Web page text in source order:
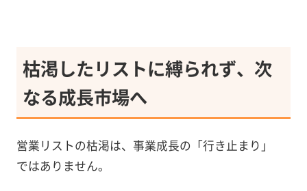
枯渇したリストに縛られず、次
なる成長市場へ
営業リストの枯渇は、事業成長の「行き止まり」
ではありません。